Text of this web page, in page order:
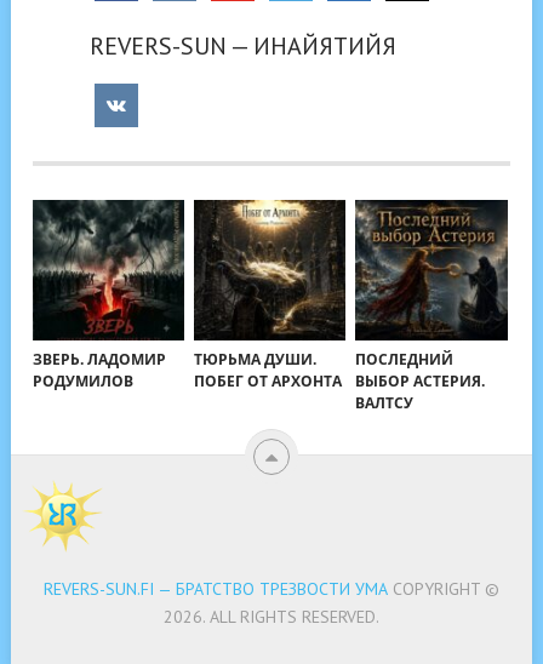
REVERS-SUN — ИНАЙЯТИЙЯ
ЗВЕРЬ. ЛАДОМИР
РОДУМИЛОВ
ТЮРЬМА ДУШИ.
ПОБЕГ ОТ АРХОНТА
ПОСЛЕДНИЙ
ВЫБОР АСТЕРИЯ.
ВАЛТСУ
REVERS-SUN.FI — БРАТСТВО ТРЕЗВОСТИ УМАCOPYRIGHT ©
2026. ALL RIGHTS RESERVED.